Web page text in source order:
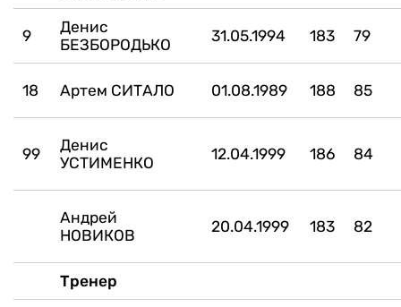
9
Денис
БЕЗБОРОДЬКО
31.05.1994 183 79
18 Артем СИТАЛО 01.08.1989 188 85
99
Денис
УСТИМЕНКО
12.04.1999 186 84
Андрей
НОВИКОВ
20.04.1999 183 82
Тренер